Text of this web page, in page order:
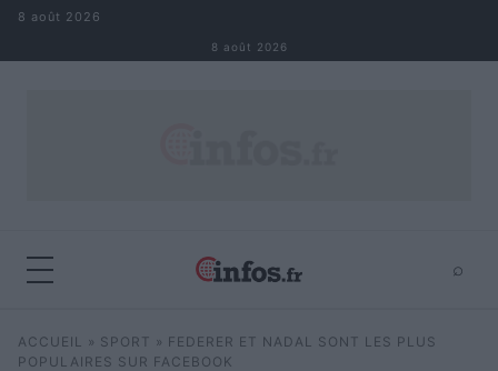
Aller au contenu
8 août 2026
8 août 2026
⌕
Rechercher ⌕
ACCUEIL » SPORT » FEDERER ET NADAL SONT LES PLUS
POPULAIRES SUR FACEBOOK